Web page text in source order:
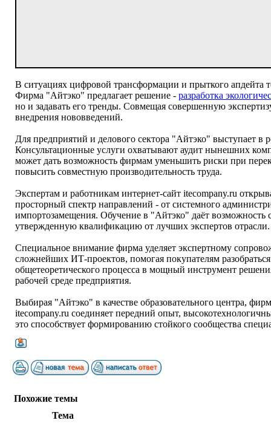
В ситуациях цифровой трансформации и прыткого апдейта
Фирма "Айтэко" предлагает решение - разработка
но и задавать его тренды. Совмещая совершенную
внедрения нововведений.
Для предприятий и делового сектора "Айтэко" выступает в
Консультационные услуги охватывают аудит нынешних
может дать возможность фирмам уменьшить риски при
повысить совместную производительность труда.
Экспертам и работникам интернет-сайт itecompany.ru
просторный спектр направлений - от системного
импортозамещения. Обучение в "Айтэко" даёт возможность
утвержденную квалификацию от лучших экспертов отрасли.
Специальное внимание фирма уделяет экспертному
сложнейших ИТ-проектов, помогая покупателям
общетеоретического процесса в мощный инструмент
рабочей среде предприятия.
Выбирая "Айтэко" в качестве образовательного центра,
itecompany.ru соединяет передний опыт,
это способствует формированию стойкого сообщества
Похожие темы
Тема